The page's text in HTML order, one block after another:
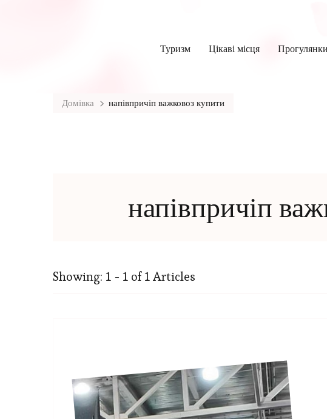
Туризм Цікаві місця Прогулянки
Домівка напівпричіп важковоз купити
напівпричіп
Showing: 1 - 1 of 1 Articles